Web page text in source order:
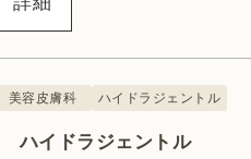
ントル
美容皮膚科 ハイドラジェントル
ハイドラジェントル